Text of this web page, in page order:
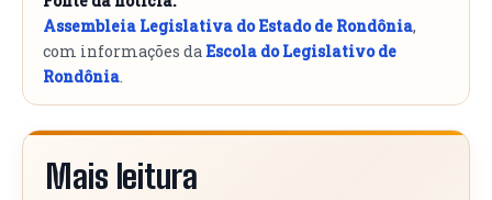
Assembleia Legislativa do Estado de Rondônia,
com informações da Escola do Legislativo de
Rondônia
Mais leitura